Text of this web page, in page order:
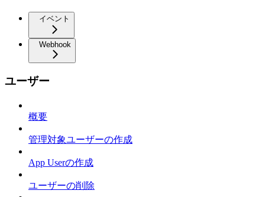
イベント
Webhook
ユーザー
概要
管理対象ユーザーの作成
App Userの作成
ユーザーの削除